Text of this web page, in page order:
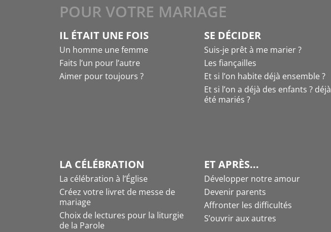
POUR VOTRE MARIAGE
IL ÉTAIT UNE FOIS
Un homme une femme
Faits l’un pour l’autre
Aimer pour toujours ?
SE DÉCIDER
Suis-je prêt à me marier ?
Les fiançailles
Et si l’on habite déjà ensemble ?
Et si l’on a déjà des enfants ? déjà
été mariés ?
LA CÉLÉBRATION
La célébration à l’Église
Créez votre livret de messe de
mariage
Choix de lectures pour la liturgie
de la Parole
ET APRÈS...
Développer notre amour
Devenir parents
Affronter les difficultés
S’ouvrir aux autres